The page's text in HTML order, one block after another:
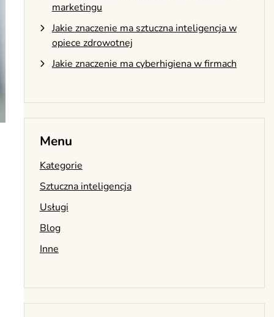
marketingu
Jakie znaczenie ma sztuczna inteligencja w
opiece zdrowotnej
Jakie znaczenie ma cyberhigiena w firmach
Menu
Kategorie
Sztuczna inteligencja
Usługi
Blog
Inne